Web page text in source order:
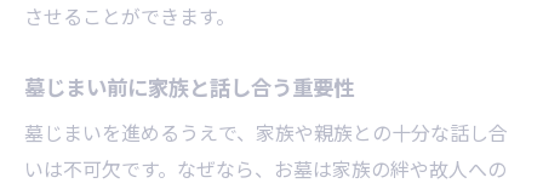
させることができます。
墓じまい前に家族と話し合う重要性
墓じまいを進めるうえで、家族や親族との十分な話し合
いは不可欠です。なぜなら、お墓は家族の絆や故人への